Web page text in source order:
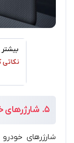
بیشتر
نکاتی
۵. شارژرهای
شارژرهای